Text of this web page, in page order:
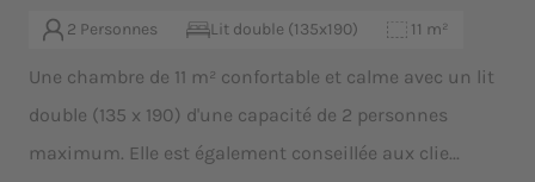
2 Personnes Lit double (135x190) 11 m²
Une chambre de 11 m² confortable et calme avec un lit
double (135 x 190) d'une capacité de 2 personnes
maximum. Elle est également conseillée aux clie...